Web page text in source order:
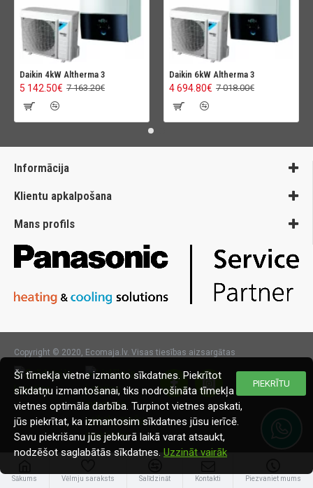
Daikin 4kW Altherma 3
5 142.50€ 7 163.20€
Daikin 6kW Altherma 3
4 694.80€ 7 018.00€
Informācija
Klientu apkalpošana
Mans profils
Copyright © 2020, Ecomaja.lv. Visas tiesības aizsargātas
Sākums Vēlmju saraksts Salīdzināt Kontakti Piezvaniet mums
PIEKRĪTU
Šī tīmekļa vietne izmanto sīkdatnes. Piekrītot
sīkdatņu izmantošanai, tiks nodrošināta tīmekļa
vietnes optimāla darbība. Turpinot vietnes apskati,
jūs piekrītat, ka izmantosim sīkdatnes jūsu ierīcē.
Savu piekrišanu jūs jebkurā laikā varat atsaukt,
nodzēšot saglabātās sīkdatnes. Uzzināt vairāk